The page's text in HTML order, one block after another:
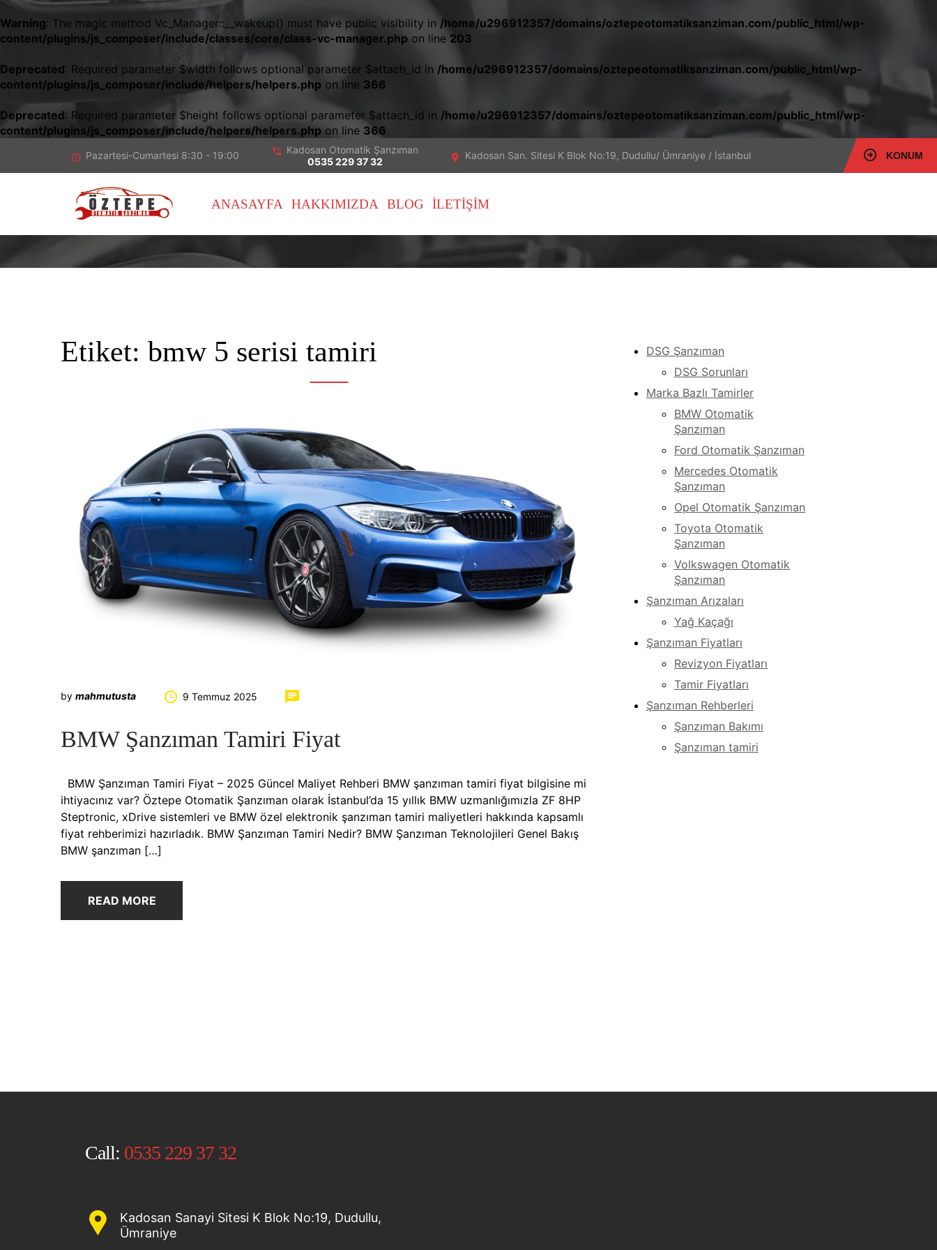
Warning: The magic method Vc_Manager::__wakeup() must have public visibility in /home/u296912357/domains/oztepeotomatiksanziman.com/public_html/wp-
content/plugins/js_composer/include/classes/core/class-vc-manager.php on line 203
Deprecated: Required parameter $width follows optional parameter $attach_id in /home/u296912357/domains/oztepeotomatiksanziman.com/public_html/wp-
content/plugins/js_composer/include/helpers/helpers.php on line 366
Deprecated: Required parameter $height follows optional parameter $attach_id in /home/u296912357/domains/oztepeotomatiksanziman.com/public_html/wp-
content/plugins/js_composer/include/helpers/helpers.php on line 366
KONUM
Pazartesi-Cumartesi 8:30 - 19:00
Kadosan Otomatik Şanzıman
0535 229 37 32
Kadosan San. Sitesi K Blok No:19, Dudullu/ Ümraniye / İstanbul
ANASAYFA HAKKIMIZDA BLOG İLETIŞIM
Etiket: bmw 5 serisi tamiri
by mahmutusta 9 Temmuz 2025
BMW Şanzıman Tamiri Fiyat
BMW Şanzıman Tamiri Fiyat – 2025 Güncel Maliyet Rehberi BMW şanzıman tamiri fiyat bilgisine mi
ihtiyacınız var? Öztepe Otomatik Şanzıman olarak İstanbul’da 15 yıllık BMW uzmanlığımızla ZF 8HP
Steptronic, xDrive sistemleri ve BMW özel elektronik şanzıman tamiri maliyetleri hakkında kapsamlı
fiyat rehberimizi hazırladık. BMW Şanzıman Tamiri Nedir? BMW Şanzıman Teknolojileri Genel Bakış
BMW şanzıman […]
READ MORE
DSG Şanzıman
DSG Sorunları
Marka Bazlı Tamirler
BMW Otomatik
Şanzıman
Ford Otomatik Şanzıman
Mercedes Otomatik
Şanzıman
Opel Otomatik Şanzıman
Toyota Otomatik
Şanzıman
Volkswagen Otomatik
Şanzıman
Şanzıman Arızaları
Yağ Kaçağı
Şanzıman Fiyatları
Revizyon Fiyatları
Tamir Fiyatları
Şanzıman Rehberleri
Şanzıman Bakımı
Şanzıman tamiri
Call: 0535 229 37 32
Kadosan Sanayi Sitesi K Blok No:19, Dudullu,
Ümraniye